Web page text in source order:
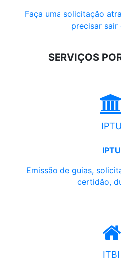
Faça uma solicitação
precisar sair
SERVIÇOS
IPTU
IPTU
Emissão de guias,
certidão,
ITBI